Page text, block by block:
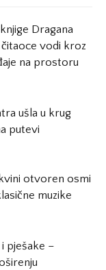
Dragana
vodi kroz
na prostoru
ušla u krug
putevi
otvoren osmi
muzike
i pješake –